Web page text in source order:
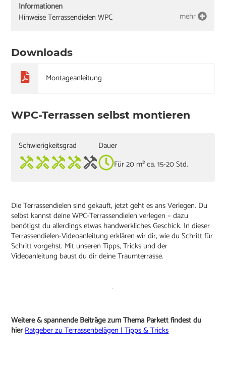
Informationen
Hinweise Terrassendielen WPC
mehr
Downloads
Montageanleitung
WPC-Terrassen selbst montieren
Schwierigkeitsgrad
Dauer
Für 20 m² ca. 15-20 Std.
Die Terrassendielen sind gekauft, jetzt geht es ans Verlegen. Du
selbst kannst deine WPC-Terrassendielen verlegen – dazu
benötigst du allerdings etwas handwerkliches Geschick. In dieser
Terrassendielen-Videoanleitung erklären wir dir, wie du Schritt für
Schritt vorgehst. Mit unseren Tipps, Tricks und der
Videoanleitung baust du dir deine Traumterrasse.
Weitere & spannende Beiträge zum Thema Parkett findest du
hierRatgeber zu Terrassenbelägen | Tipps & Tricks